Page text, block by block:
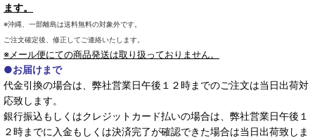
ます。
※沖縄、一部離島は送料無料の対象外です。
ご注文確定後、修正してご連絡いたします。
※メール便にての商品発送は取り扱っておりません。
●お届けまで
代金引換の場合は、弊社営業日午後１２時までのご注文は当日出荷対
応致します。
銀行振込もしくはクレジットカード払いの場合は、弊社営業日午後１
２時までに入金もしくは決済完了が確認できた場合は当日出荷致しま